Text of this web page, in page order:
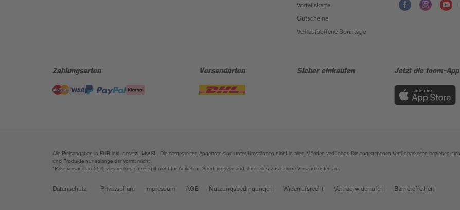
Vorteilskarte
Gutscheine
Verkaufsoffene Sonntage
Zahlungsarten Versandarten Sicher einkaufen Jetzt die toom-
Alle Preisangaben in EUR inkl. gesetzl. MwSt.. Die dargestellten Angebote sind unter Umständen nicht in allen Märkten verfügbar. Die angegebenen Verfügbarkeiten beziehen
und Produkte nur solange der Vorrat reicht.
*Paketversand ab 59 € versandkostenfrei, gilt nicht für Artikel mit Speditionsversand, hier fallen zusätzliche Versandkosten an.
Datenschutz Privatsphäre Impressum AGB Nutzungsbedingungen Widerrufsrecht Vertrag widerrufen Barrierefreiheit